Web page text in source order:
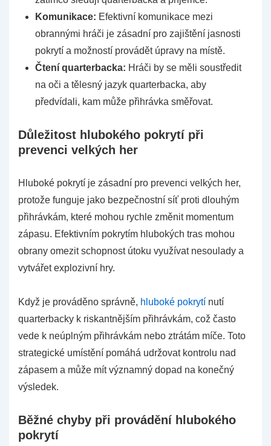
Komunikace: Efektivní komunikace mezi
obrannými hráči je zásadní pro zajištění jasnosti
pokrytí a možností provádět úpravy na místě.
Čtení quarterbacka: Hráči by se měli soustředit
na oči a tělesný jazyk quarterbacka, aby
předvídali, kam může přihrávka směřovat.
Důležitost hlubokého pokrytí při
prevenci velkých her
Hluboké pokrytí je zásadní pro prevenci velkých her,
protože funguje jako bezpečnostní síť proti dlouhým
přihrávkám, které mohou rychle změnit momentum
zápasu. Efektivním pokrytím hlubokých tras mohou
obrany omezit schopnost útoku využívat nesoulady a
vytvářet explozivní hry.
Když je prováděno správně, hluboké pokrytí nutí
quarterbacky k riskantnějším přihrávkám, což často
vede k neúplným přihrávkám nebo ztrátám míče. Toto
strategické umístění pomáhá udržovat kontrolu nad
zápasem a může mít významný dopad na konečný
výsledek.
Běžné chyby při provádění hlubokého
pokrytí